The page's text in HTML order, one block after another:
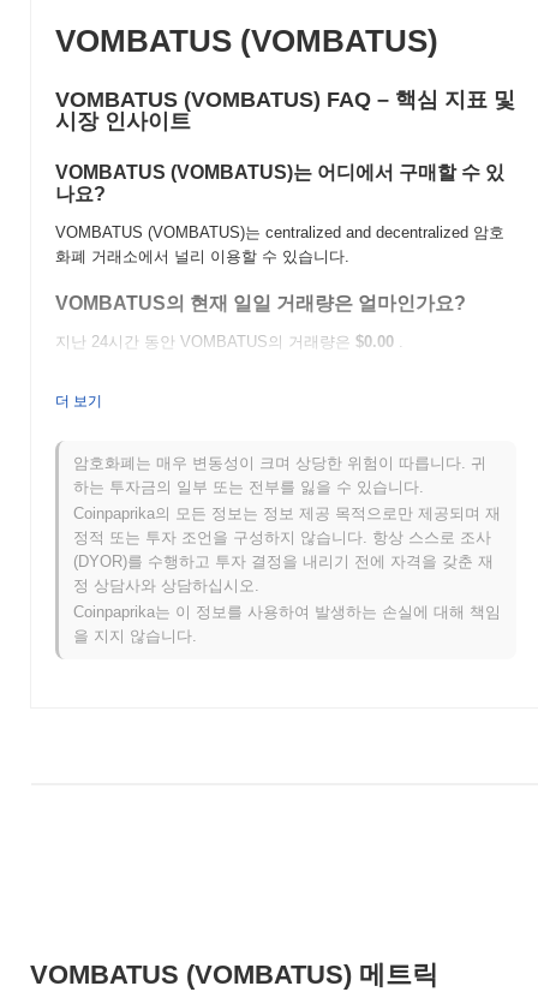
VOMBATUS (VOMBATUS) 메트릭
VOMBATUS (VOMBATUS)
VOMBATUS (VOMBATUS) FAQ – 핵심 지표 및
시장 인사이트
VOMBATUS (VOMBATUS)는 어디에서 구매할 수 있
나요?
VOMBATUS (VOMBATUS)는 centralized and decentralized 암호
화폐 거래소에서 널리 이용할 수 있습니다.
VOMBATUS의 현재 일일 거래량은 얼마인가요?
지난 24시간 동안 VOMBATUS의 거래량은 $0.00 .
역대 최저가(ATL):
VOMBATUS는 현재 ATH보다 ~91.85%낮게 거래되고 있습니다 .
VOMBATUS는 더 넓은 암호화폐 시장과 비교하여 어
떤 성과를 내고 있나요?
지난 7일 동안 VOMBATUS는 0.00% 상승하여 0.12%의 상승을 기
록한 전체 암호화폐 시장에 뒤처졌습니다. 이는 더 넓은 시장 모멘
텀과 비교하여 VOMBATUS의 가격 움직임에서 일시적인 지연을
더 보기
암호화폐는 매우 변동성이 크며 상당한 위험이 따릅니다. 귀
하는 투자금의 일부 또는 전부를 잃을 수 있습니다.
Coinpaprika의 모든 정보는 정보 제공 목적으로만 제공되며 재
정적 또는 투자 조언을 구성하지 않습니다. 항상 스스로 조사
(DYOR)를 수행하고 투자 결정을 내리기 전에 자격을 갖춘 재
정 상담사와 상담하십시오.
Coinpaprika는 이 정보를 사용하여 발생하는 손실에 대해 책임
을 지지 않습니다.